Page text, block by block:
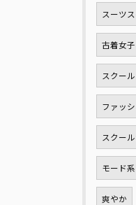
スーツ
古着女子
スクール
ファッ
スクー
モード系
爽やか